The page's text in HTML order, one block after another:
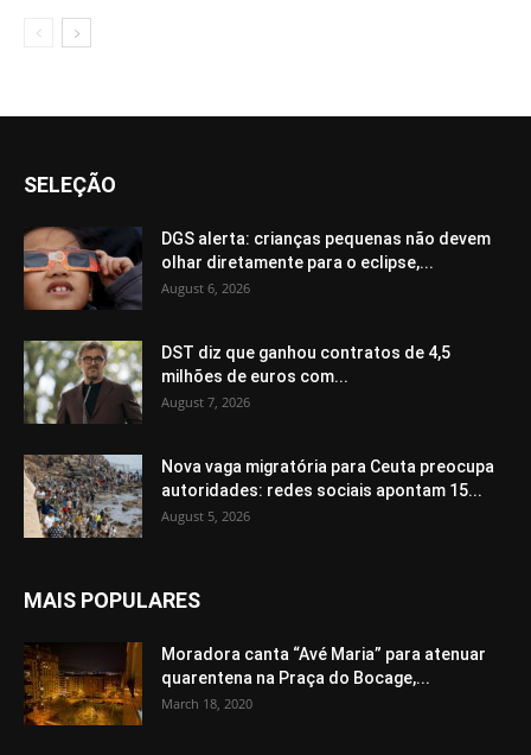
SELEÇÃO
DGS alerta: crianças pequenas não devem
olhar diretamente para o eclipse,...
August 6, 2026
DST diz que ganhou contratos de 4,5
milhões de euros com...
August 7, 2026
Nova vaga migratória para Ceuta preocupa
autoridades: redes sociais apontam 15...
August 5, 2026
MAIS POPULARES
Moradora canta “Avé Maria” para atenuar
quarentena na Praça do Bocage,...
March 18, 2020